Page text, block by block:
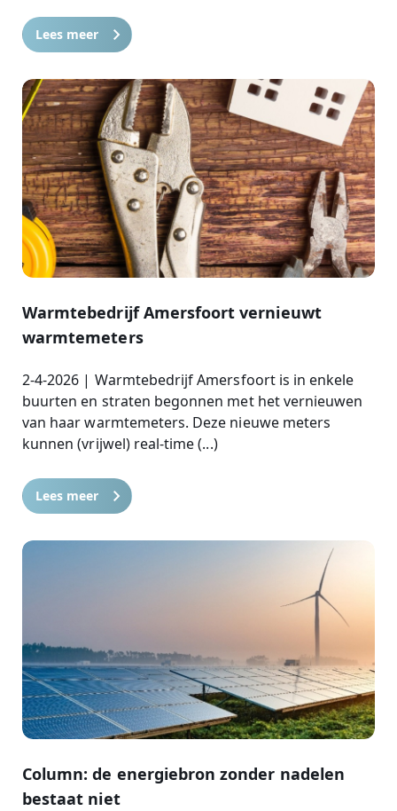
Lees meer
Warmtebedrijf Amersfoort vernieuwt
warmtemeters
2-4-2026 | Warmtebedrijf Amersfoort is in enkele
buurten en straten begonnen met het vernieuwen
van haar warmtemeters. Deze nieuwe meters
kunnen (vrijwel) real-time (...)
Lees meer
Column: de energiebron zonder nadelen
bestaat niet